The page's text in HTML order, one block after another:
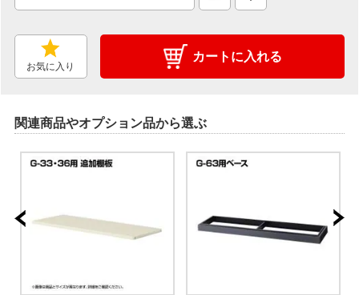
お気に入り
カートに入れる
関連商品やオプション品から選ぶ